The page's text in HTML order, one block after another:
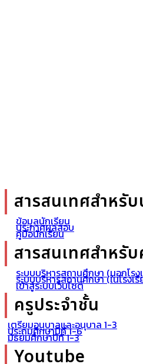
สารสนเทศสำหรั
ข้อมูลนักเรียน
ประกาศผลสอบ
คู่มือนักเรียน
สารสนเทศสำหรั
ระบบบริหารสถานศึกษา (นอกโรง
ระบบบริหารสถานศึกษา (ในโรงเ
เข้าสู่ระบบเว็บไซต์
ครูประจำชั้น
เตรียมอนุบาลและอนุบาล 1-3
ประถมศึกษาปีที่ 1-6
มัธยมศึกษาปีที่ 1-3
Youtube